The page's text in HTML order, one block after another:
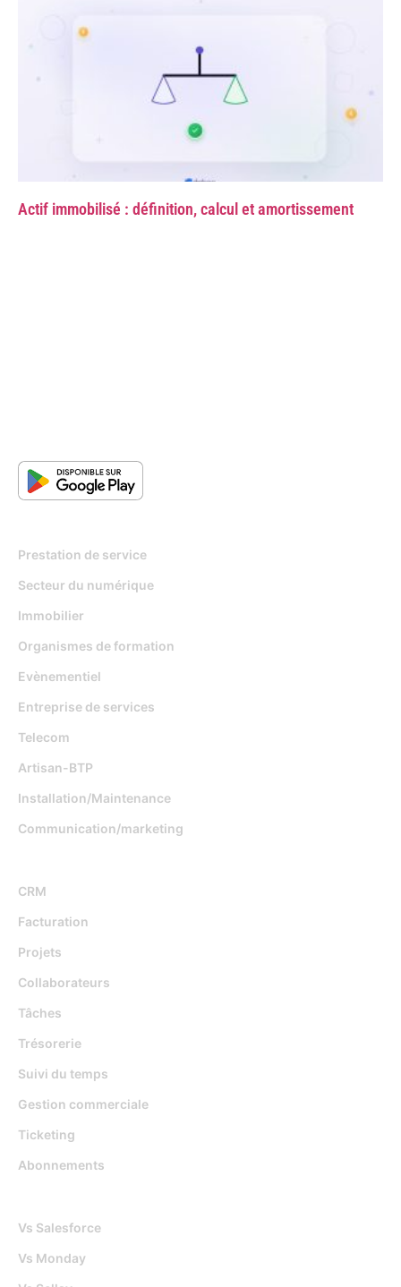
Actif immobilisé : définition, calcul et amortissement
Prestation de service
Secteur du numérique
Immobilier
Organismes de formation
Evènementiel
Entreprise de services
Telecom
Artisan-BTP
Installation/Maintenance
Communication/marketing
CRM
Facturation
Projets
Collaborateurs
Tâches
Trésorerie
Suivi du temps
Gestion commerciale
Ticketing
Abonnements
Vs Salesforce
Vs Monday